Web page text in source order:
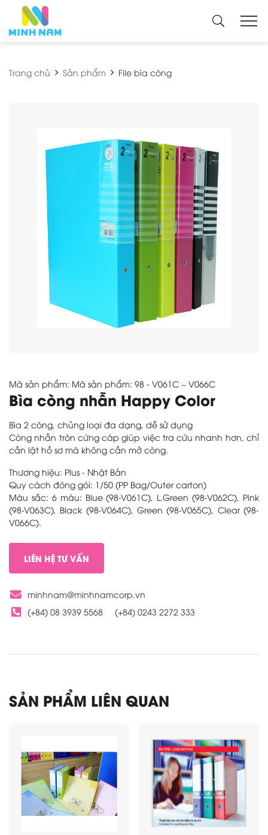
Trang chủ Sản phẩm File bìa còng
Mã sản phẩm: Mã sản phẩm: 98 - V061C ~ V066C
Bìa còng nhẫn Happy Color
Bìa 2 còng, chủng loại đa dạng, dễ sử dụng
Còng nhẫn tròn cứng cáp giúp việc tra cứu nhanh hơn, chỉ
cần lật hồ sơ mà không cần mở còng.
Thương hiệu: Plus - Nhật Bản
Quy cách đóng gói: 1/50 (PP Bag/Outer carton)
Màu sắc: 6 màu: Blue (98-V061C), L.Green (98-V062C), Pink
(98-V063C), Black (98-V064C), Green (98-V065C), Clear (98-
V066C).
LIÊN HỆ TƯ VẤN
minhnam@minhnamcorp.vn
(+84) 08 3939 5568
(+84) 0243 2272 333
SẢN PHẨM LIÊN QUAN